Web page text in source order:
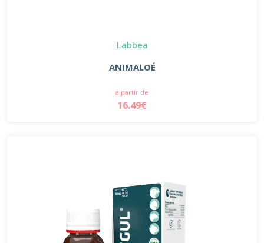
Labbea
ANIMALOÉ
à partir de
16.49€